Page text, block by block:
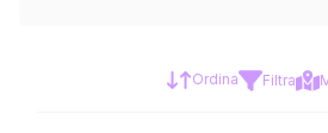
Ordina Filtra